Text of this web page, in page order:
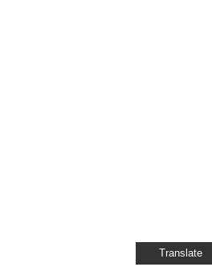
Translate